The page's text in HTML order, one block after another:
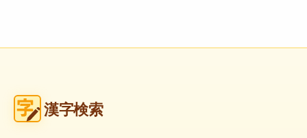
漢字検索